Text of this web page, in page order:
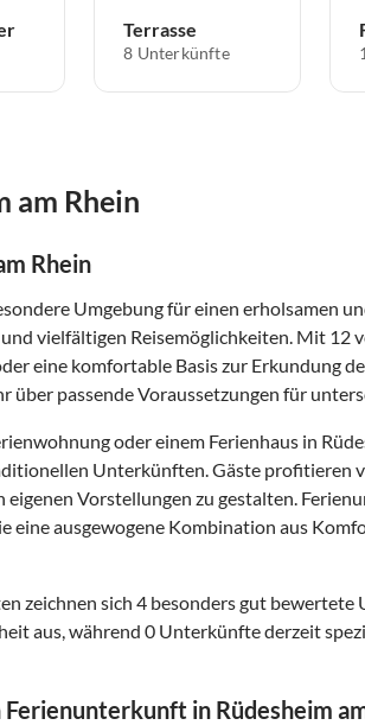
Terrasse
8 Unterkünfte
am Rhein
Rhein
Umgebung für einen erholsamen
vielfältigen Reisemöglichkeiten. Mit 12
eine komfortable Basis zur Erkundung
über passende Voraussetzungen für
oder einem Ferienhaus in
Unterkünften. Gäste profitieren
eigenen Vorstellungen zu gestalten.
eine ausgewogene Kombination aus
zeichnen sich 4 besonders gut
aus, während 0 Unterkünfte derzeit
in Rüdesheim